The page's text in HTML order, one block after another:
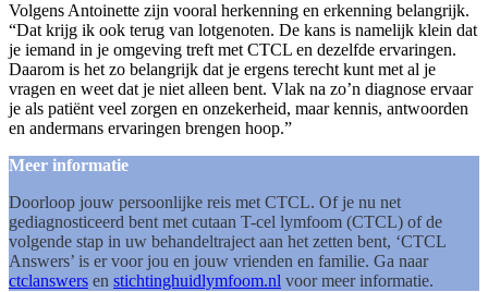
Volgens Antoinette zijn vooral herkenning en erkenning belangrijk.
“Dat krijg ik ook terug van lotgenoten. De kans is namelijk klein dat
je iemand in je omgeving treft met CTCL en dezelfde ervaringen.
Daarom is het zo belangrijk dat je ergens terecht kunt met al je
vragen en weet dat je niet alleen bent. Vlak na zo’n diagnose ervaar
je als patiënt veel zorgen en onzekerheid, maar kennis, antwoorden
en andermans ervaringen brengen hoop.”
Meer informatie
Doorloop jouw persoonlijke reis met CTCL. Of je nu net
gediagnosticeerd bent met cutaan T-cel lymfoom (CTCL) of de
volgende stap in uw behandeltraject aan het zetten bent, ‘CTCL
Answers’ is er voor jou en jouw vrienden en familie. Ga naar
ctclanswers en stichtinghuidlymfoom.nl voor meer informatie.